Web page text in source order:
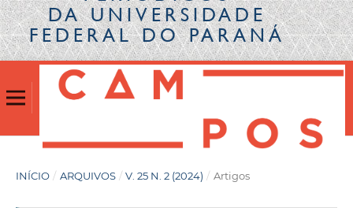
DA UNIVERSIDADE
FEDERAL DO PARANÁ
INÍCIO / ARQUIVOS / V. 25 N. 2 (2024) / Artigos